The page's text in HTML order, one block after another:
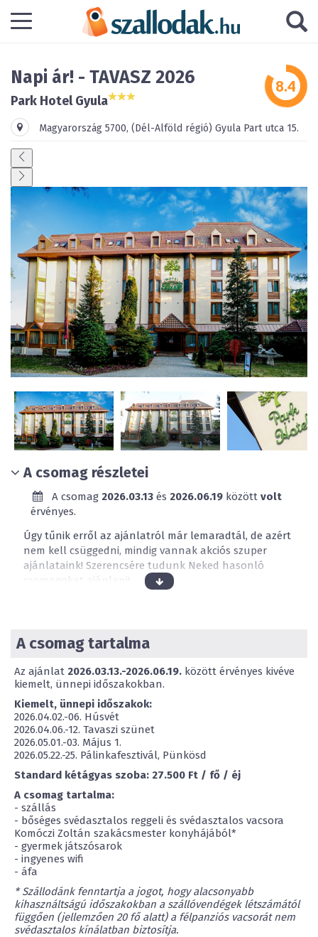
Napi ár! - TAVASZ 2026
Park Hotel Gyula
Magyarország 5700, (Dél-Alföld régió) Gyula Part utca 15.
A csomag részletei
A csomag 2026.03.13 és 2026.06.19 között volt
érvényes.
Úgy tűnik erről az ajánlatról már lemaradtál, de azért
nem kell csüggedni, mindig vannak akciós szuper
ajánlataink! Szerencsére tudunk Neked hasonló
csomagokat ajánlani!
A csomag tartalma
Az ajánlat 2026.03.13.-2026.06.19. között érvényes kivéve
kiemelt, ünnepi időszakokban.
Kiemelt, ünnepi időszakok:
2026.04.02.-06. Húsvét
2026.04.06.-12. Tavaszi szünet
2026.05.01.-03. Május 1.
2026.05.22.-25. Pálinkafesztivál, Pünkösd
Standard kétágyas szoba: 27.500 Ft / fő / éj
A csomag tartalma:
- szállás
- bőséges svédasztalos reggeli és svédasztalos vacsora
Komóczi Zoltán szakácsmester konyhájából*
- gyermek játszósarok
- ingyenes wifi
- áfa
* Szállodánk fenntartja a jogot, hogy alacsonyabb
kihasználtságú időszakokban a szállóvendégek létszámától
függően (jellemzően 20 fő alatt) a félpanziós vacsorát nem
svédasztalos kínálatban biztosítja.